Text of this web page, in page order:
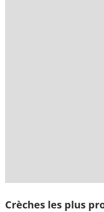
Crèches les plus